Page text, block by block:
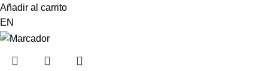
Añadir al carrito
EN